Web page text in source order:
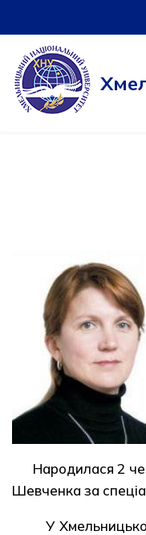
Перейти
до
вмісту
Народилася 2
Шевченка за
У